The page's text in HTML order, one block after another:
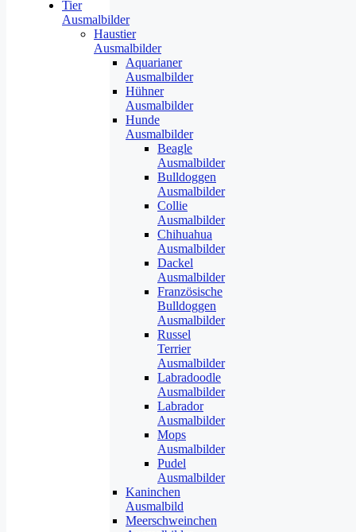
Tier
Ausmalbilder
Haustier
Ausmalbilder
Aquarianer
Ausmalbilder
Hühner
Ausmalbilder
Hunde
Ausmalbilder
Beagle
Ausmalbilder
Bulldoggen
Ausmalbilder
Collie
Ausmalbilder
Chihuahua
Ausmalbilder
Dackel
Ausmalbilder
Französische
Bulldoggen
Ausmalbilder
Russel
Terrier
Ausmalbilder
Labradoodle
Ausmalbilder
Labrador
Ausmalbilder
Mops
Ausmalbilder
Pudel
Ausmalbilder
Kaninchen
Ausmalbild
Meerschweinchen